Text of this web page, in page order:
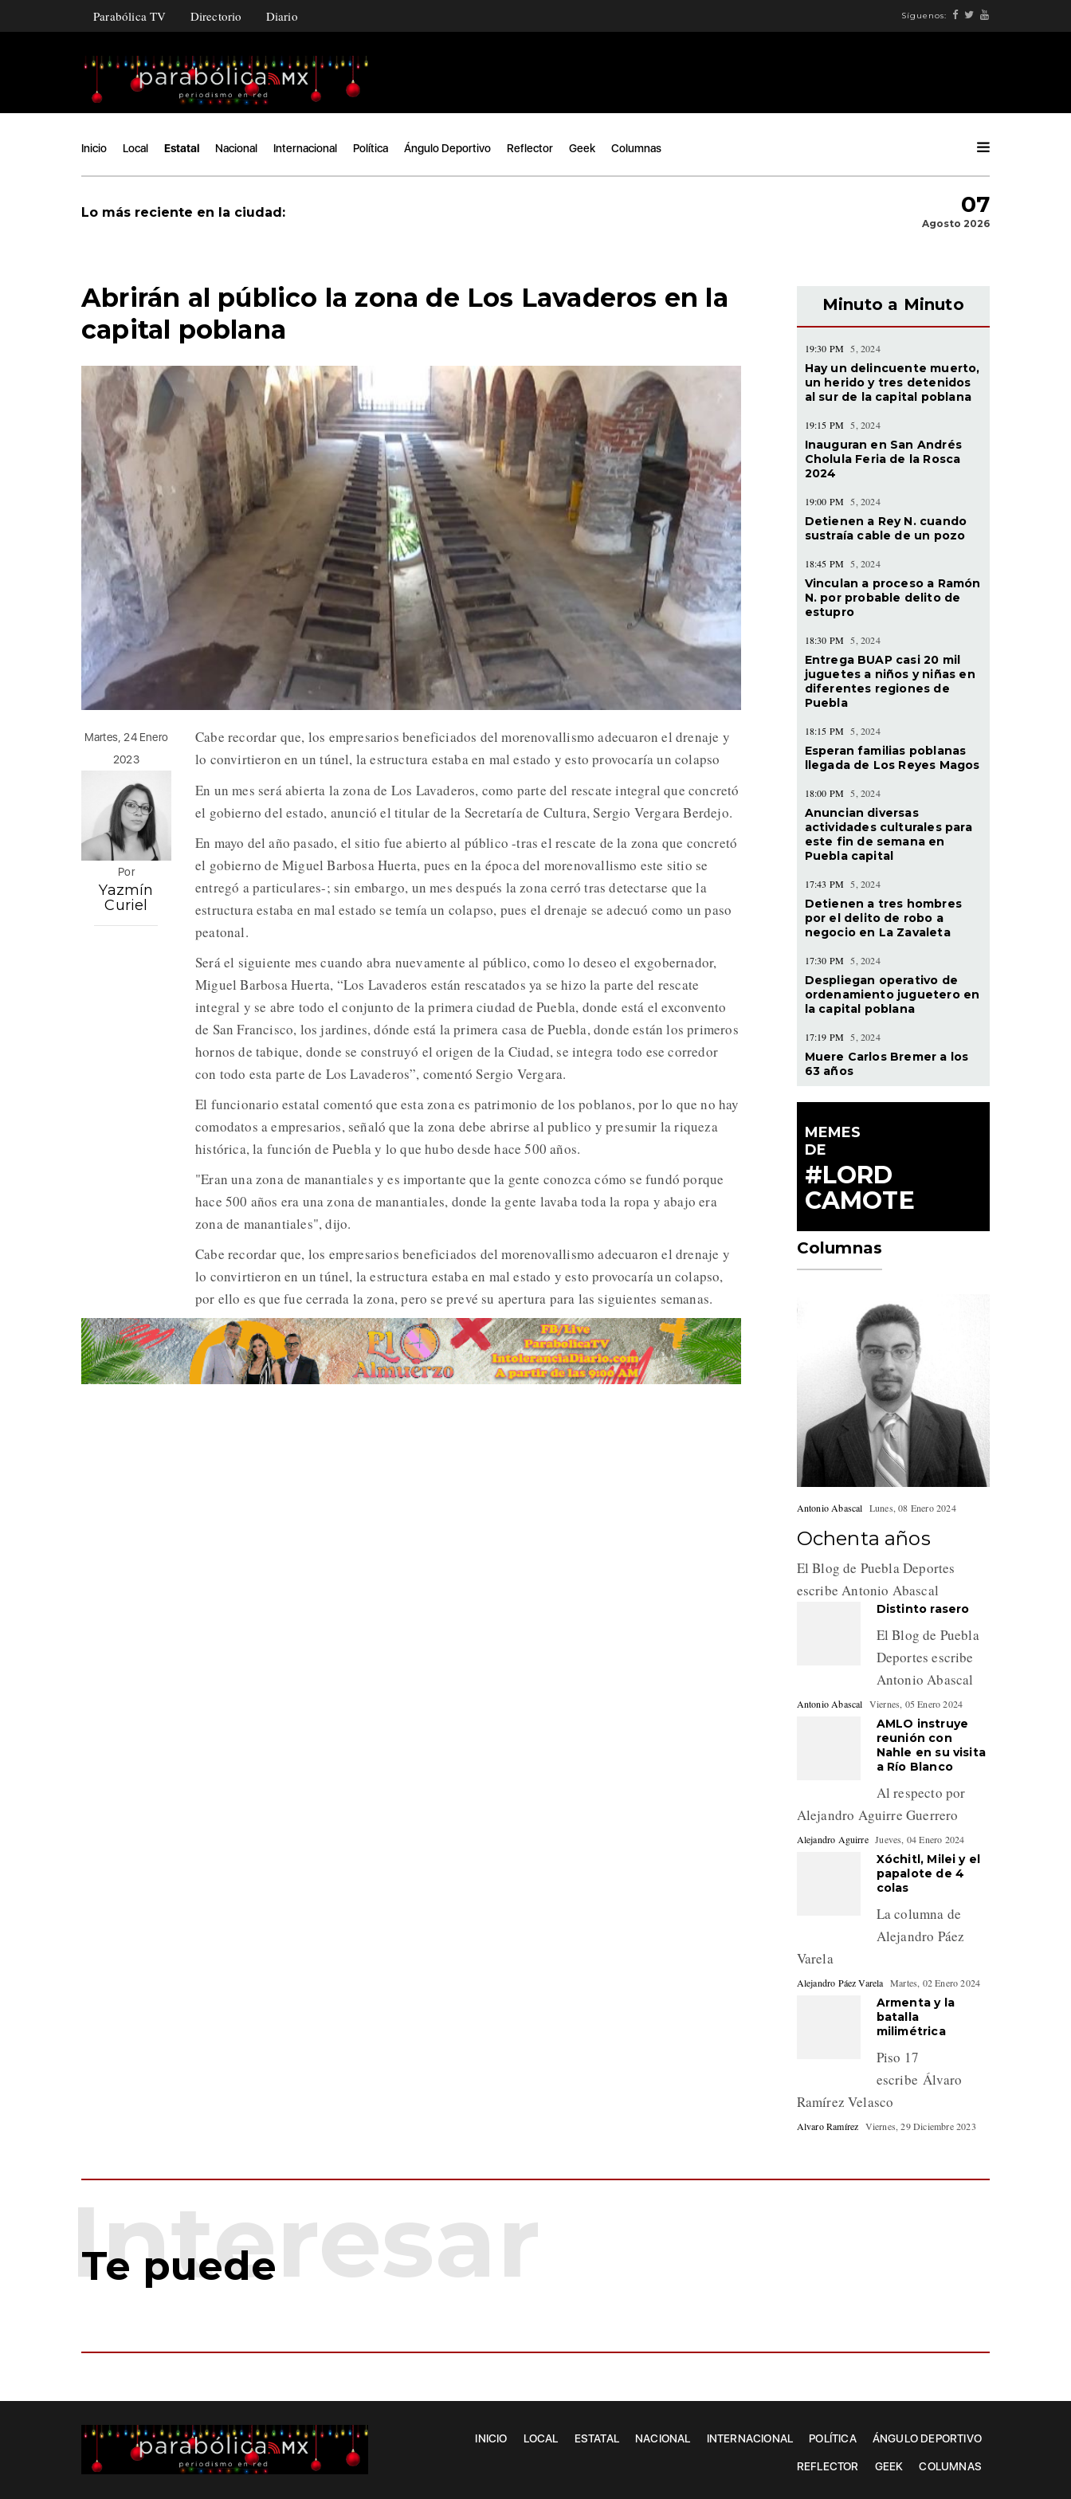
Parabólica TV Directorio Diario Síguenos:
Inicio Local Estatal Nacional Internacional Política Ángulo Deportivo Reflector Geek Columnas
Lo más reciente en la ciudad: 07
Agosto 2026
Abrirán al público la zona de Los Lavaderos en la
capital poblana
Martes, 24 Enero
2023
Por
Yazmín
Curiel
Cabe recordar que, los empresarios beneficiados del morenovallismo adecuaron el drenaje y
lo convirtieron en un túnel, la estructura estaba en mal estado y esto provocaría un colapso
En un mes será abierta la zona de Los Lavaderos, como parte del rescate integral que concretó
el gobierno del estado, anunció el titular de la Secretaría de Cultura, Sergio Vergara Berdejo.
En mayo del año pasado, el sitio fue abierto al público -tras el rescate de la zona que concretó
el gobierno de Miguel Barbosa Huerta, pues en la época del morenovallismo este sitio se
entregó a particulares-; sin embargo, un mes después la zona cerró tras detectarse que la
estructura estaba en mal estado se temía un colapso, pues el drenaje se adecuó como un paso
peatonal.
Será el siguiente mes cuando abra nuevamente al público, como lo deseo el exgobernador,
Miguel Barbosa Huerta, “Los Lavaderos están rescatados ya se hizo la parte del rescate
integral y se abre todo el conjunto de la primera ciudad de Puebla, donde está el exconvento
de San Francisco, los jardines, dónde está la primera casa de Puebla, donde están los primeros
hornos de tabique, donde se construyó el origen de la Ciudad, se integra todo ese corredor
con todo esta parte de Los Lavaderos”, comentó Sergio Vergara.
El funcionario estatal comentó que esta zona es patrimonio de los poblanos, por lo que no hay
comodatos a empresarios, señaló que la zona debe abrirse al publico y presumir la riqueza
histórica, la función de Puebla y lo que hubo desde hace 500 años.
"Eran una zona de manantiales y es importante que la gente conozca cómo se fundó porque
hace 500 años era una zona de manantiales, donde la gente lavaba toda la ropa y abajo era
zona de manantiales", dijo.
Cabe recordar que, los empresarios beneficiados del morenovallismo adecuaron el drenaje y
lo convirtieron en un túnel, la estructura estaba en mal estado y esto provocaría un colapso,
por ello es que fue cerrada la zona, pero se prevé su apertura para las siguientes semanas.
Minuto a Minuto
19:30 PM 5, 2024
Hay un delincuente muerto,
un herido y tres detenidos
al sur de la capital poblana
19:15 PM 5, 2024
Inauguran en San Andrés
Cholula Feria de la Rosca
2024
19:00 PM 5, 2024
Detienen a Rey N. cuando
sustraía cable de un pozo
18:45 PM 5, 2024
Vinculan a proceso a Ramón
N. por probable delito de
estupro
18:30 PM 5, 2024
Entrega BUAP casi 20 mil
juguetes a niños y niñas en
diferentes regiones de
Puebla
18:15 PM 5, 2024
Esperan familias poblanas
llegada de Los Reyes Magos
18:00 PM 5, 2024
Anuncian diversas
actividades culturales para
este fin de semana en
Puebla capital
17:43 PM 5, 2024
Detienen a tres hombres
por el delito de robo a
negocio en La Zavaleta
17:30 PM 5, 2024
Despliegan operativo de
ordenamiento juguetero en
la capital poblana
17:19 PM 5, 2024
Muere Carlos Bremer a los
63 años
MEMES
DE
#LORD
CAMOTE
Columnas
Antonio Abascal Lunes, 08 Enero 2024
Ochenta años
El Blog de Puebla Deportes
escribe Antonio Abascal
Distinto rasero
El Blog de Puebla
Deportes escribe
Antonio Abascal
Antonio Abascal Viernes, 05 Enero 2024
AMLO instruye
reunión con
Nahle en su visita
a Río Blanco
Al respecto por
Alejandro Aguirre Guerrero
Alejandro Aguirre Jueves, 04 Enero 2024
Xóchitl, Milei y el
papalote de 4
colas
La columna de
Alejandro Páez
Varela
Alejandro Páez Varela Martes, 02 Enero 2024
Armenta y la
batalla
milimétrica
Piso 17
escribe Álvaro
Ramírez Velasco
Alvaro Ramírez Viernes, 29 Diciembre 2023
Te puede
INICIO LOCAL ESTATAL NACIONAL INTERNACIONAL POLÍTICA ÁNGULO DEPORTIVO
REFLECTOR GEEK COLUMNAS